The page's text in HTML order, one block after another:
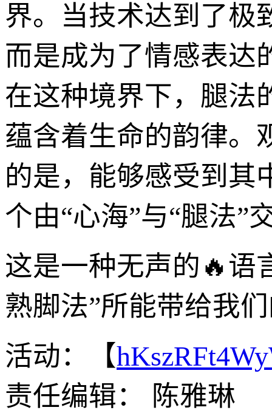
界。当技术达到了极
而是成为了情感表达
在这种境界下，腿法
蕴含着生命的韵律。
的是，能够感受到其
个由“心海”与“腿法”
这是一种无声的🔥语
熟脚法”所能带给我
活动：【
责任编辑： 陈雅琳